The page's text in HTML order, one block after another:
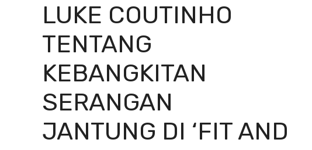
LUKE COUTINHO
TENTANG
KEBANGKITAN
SERANGAN
JANTUNG DI ‘FIT AND